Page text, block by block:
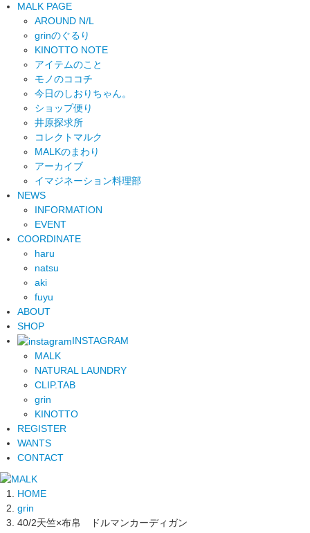
MALK PAGE
AROUND N/L
grinのぐるり
KINOTTO NOTE
アイテムのこと
モノのココチ
今日のしおりちゃん。
ショップ便り
井原探求所
コレクトマルク
MALKのまわり
アーカイブ
イマジネーション料理部
NEWS
INFORMATION
EVENT
COORDINATE
haru
natsu
aki
fuyu
ABOUT
SHOP
INSTAGRAM
MALK
NATURAL LAUNDRY
CLIP.TAB
grin
KINOTTO
REGISTER
WANTS
CONTACT
HOME
grin
40/2天竺×布帛 ドルマンカーディガン